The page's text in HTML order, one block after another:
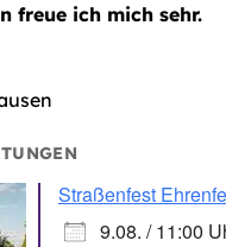
freue ich mich sehr.
Straßenfest
9.08. / 11:00